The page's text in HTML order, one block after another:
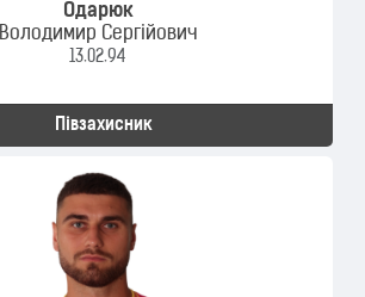
Одарюк
Володимир Сергійович
13.02.94
Півзахисник